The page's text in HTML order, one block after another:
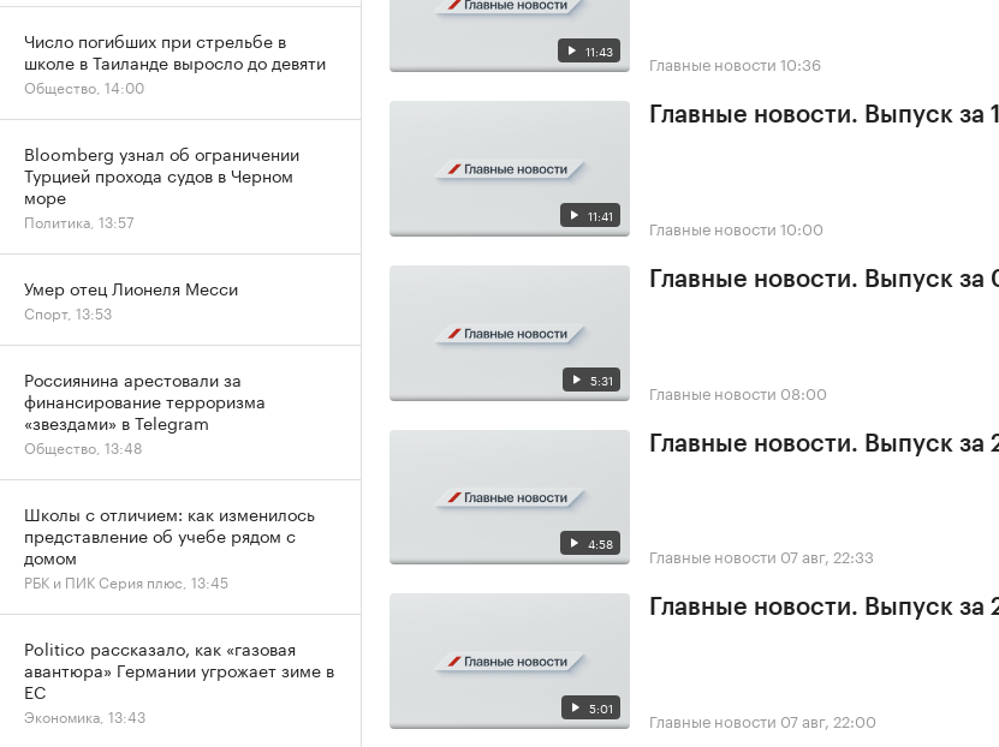
11:43 Главные новости 10:36
11:41
Главные новости. Выпуск
Главные новости 10:00
5:31
Главные новости. Выпуск
Главные новости 08:00
4:58
Главные новости. Выпуск
Главные новости 07 авг, 22:33
5:01
Главные новости. Выпуск
Главные новости 07 авг, 22:00
Число погибших при стрельбе в
школе в Таиланде выросло до девяти
Общество, 14:00
Bloomberg узнал об ограничении
Турцией прохода судов в Черном
море
Политика, 13:57
Умер отец Лионеля Месси
Спорт, 13:53
Россиянина арестовали за
финансирование терроризма
«звездами» в Telegram
Общество, 13:48
Школы с отличием: как изменилось
представление об учебе рядом с
домом
РБК и ПИК Серия плюс, 13:45
Politico рассказало, как «газовая
авантюра» Германии угрожает зиме в
ЕС
Экономика, 13:43